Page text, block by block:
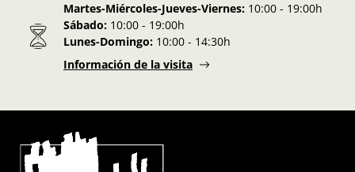
Martes-Miércoles-Jueves-Viernes: 10:00 - 19:00h
Sábado: 10:00 - 19:00h
Lunes-Domingo: 10:00 - 14:30h
Información de la visita